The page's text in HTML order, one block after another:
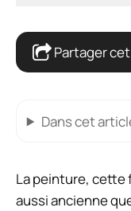
Partager
Dans cet
La peinture, cette
aussi ancienne